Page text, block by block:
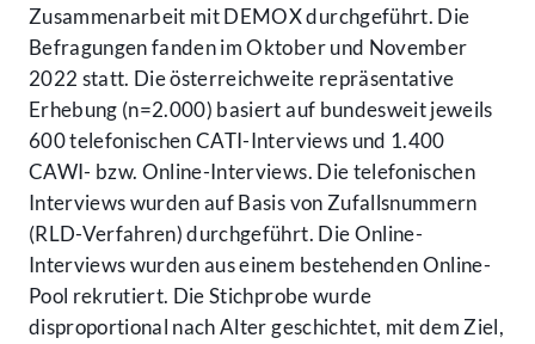
Zusammenarbeit mit DEMOX durchgeführt. Die
Befragungen fanden im Oktober und November
2022 statt. Die österreichweite repräsentative
Erhebung (n=2.000) basiert auf bundesweit jeweils
600 telefonischen CATI-Interviews und 1.400
CAWI- bzw. Online-Interviews. Die telefonischen
Interviews wurden auf Basis von Zufallsnummern
(RLD-Verfahren) durchgeführt. Die Online-
Interviews wurden aus einem bestehenden Online-
Pool rekrutiert. Die Stichprobe wurde
disproportional nach Alter geschichtet, mit dem Ziel,